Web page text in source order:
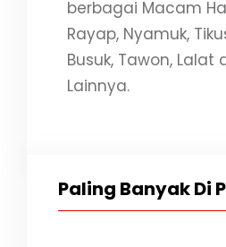
berbagai Macam
Rayap, Nyamuk,
Busuk, Tawon, Lalat
Lainnya.
Paling Banyak Di